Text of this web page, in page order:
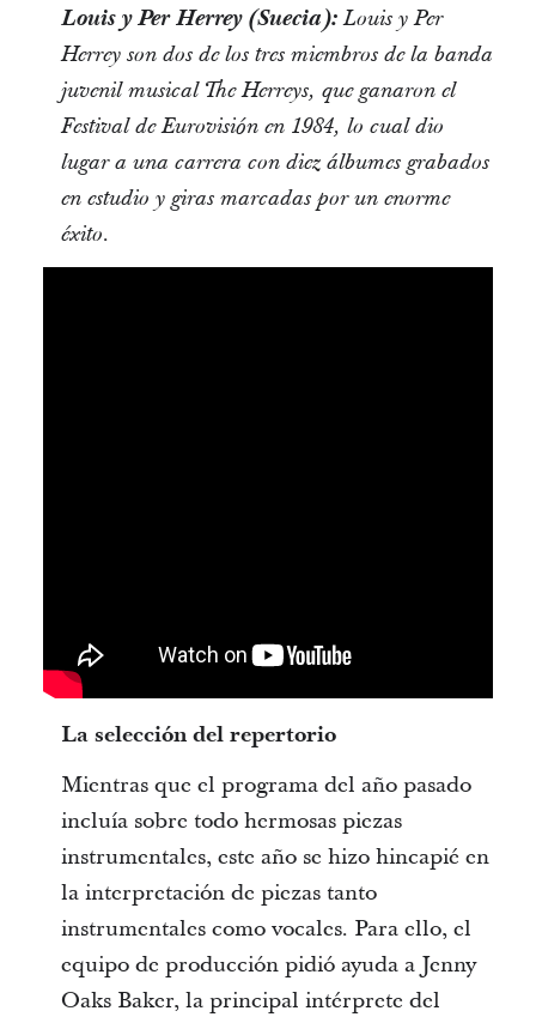
Louis y Per Herrey (Suecia):Louis y Per
Herrey son dos de los tres miembros de la banda
juvenil musical The Herreys, que ganaron el
Festival de Eurovisión en 1984, lo cual dio
lugar a una carrera con diez álbumes grabados
en estudio y giras marcadas por un enorme
éxito.
La selección del repertorio
Mientras que el programa del año pasado
incluía sobre todo hermosas piezas
instrumentales, este año se hizo hincapié en
la interpretación de piezas tanto
instrumentales como vocales. Para ello, el
equipo de producción pidió ayuda a Jenny
Oaks Baker, la principal intérprete del